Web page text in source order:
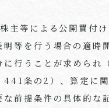
主等による公開買付け
等を行う場合の適時
に行うことが求められ
441 条の2 ）、算定に
な前提条件の具体的な